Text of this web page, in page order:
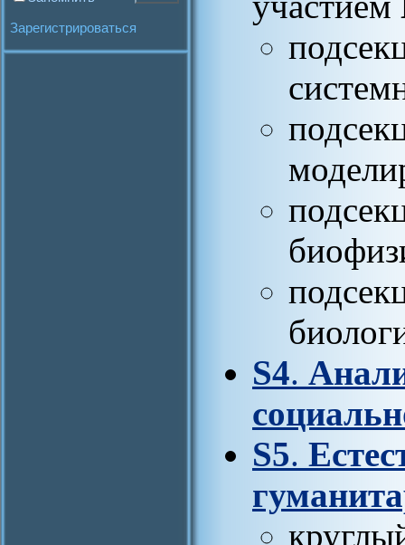
Зарегистрироваться
S4.
S5.